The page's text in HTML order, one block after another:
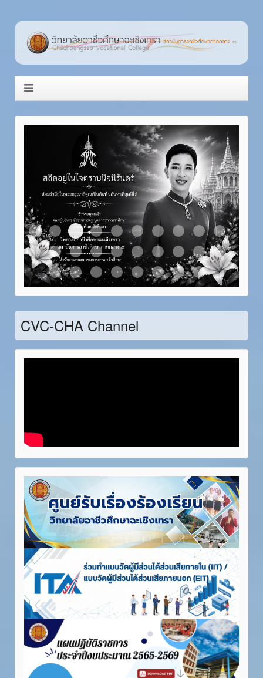
Item 1 Item 2Item 3
Item 4 Item 5 Item 6 Item 7 Item 8Item 9Item 10
Item 11Item 12Item 13Item 14Item 15Item 16 Item 17Item 18Item 19Item 20
Item 21Item 22Item 23Item 24Item 25Item 26Item 27Item 28
CVC-CHA Channel